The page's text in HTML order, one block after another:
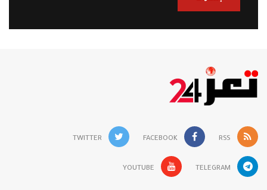
RSS
FACEBOOK
TWITTER
TELEGRAM
YOUTUBE